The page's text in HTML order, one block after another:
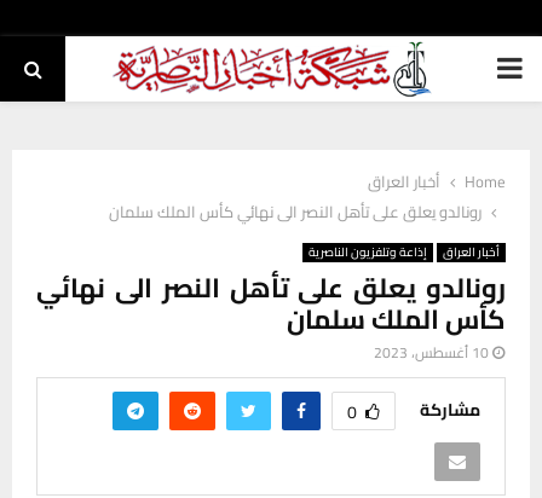
PRIMARY
Home
أخبار العراق
رونالدو يعلق على تأهل النصر الى نهائي كأس الملك سلمان
أخبار العراق إذاعة وتلفزيون الناصرية
رونالدو يعلق على تأهل النصر الى نهائي
كأس الملك سلمان
10 أغسطس، 2023
مشاركة 0